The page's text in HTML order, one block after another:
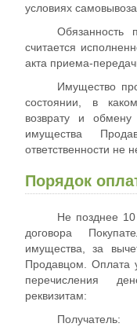
условиях
Обязанность
считается
акта приема-
Имущество
состоянии, в
возврату и
имущества
ответственности не
Порядок
Не позднее
договора
имущества, за
Продавцом. Оплата
перечисления
реквизитам:
Получатель: